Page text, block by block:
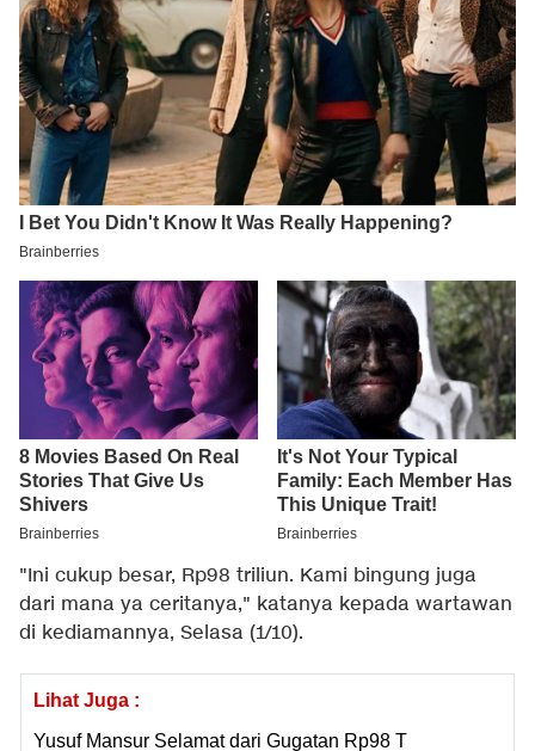
"Ini cukup besar, Rp98 triliun. Kami bingung juga
dari mana ya ceritanya," katanya kepada wartawan
di kediamannya, Selasa (1/10).
Lihat Juga :
Yusuf Mansur Selamat dari Gugatan Rp98 T